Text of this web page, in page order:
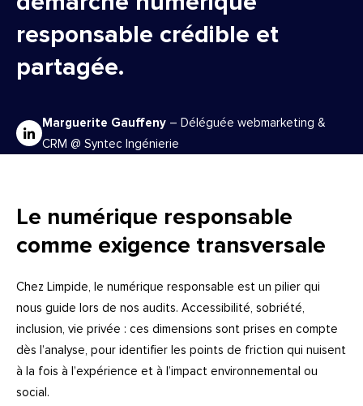
responsable crédible et
partagée.
Marguerite Gauffeny – Déléguée webmarketing &
CRM @ Syntec Ingénierie
Le numérique responsable
comme exigence transversale
Chez Limpide, le numérique responsable est un pilier qui
nous guide lors de nos audits. Accessibilité, sobriété,
inclusion, vie privée : ces dimensions sont prises en compte
dès l’analyse, pour identifier les points de friction qui nuisent
à la fois à l’expérience et à l’impact environnemental ou
social.